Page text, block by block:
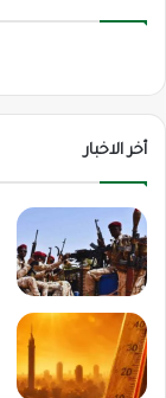
أخر الاخبار